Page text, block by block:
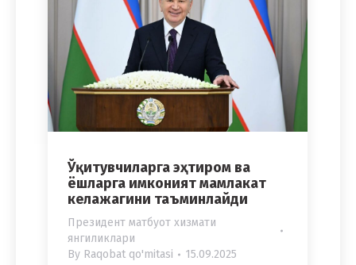
Ўқитувчиларга эҳтиром ва
ёшларга имконият мамлакат
келажагини таъминлайди
Президент матбуот хизмати
янгиликлари
By Raqobat qo'mitasi 15.09.2025